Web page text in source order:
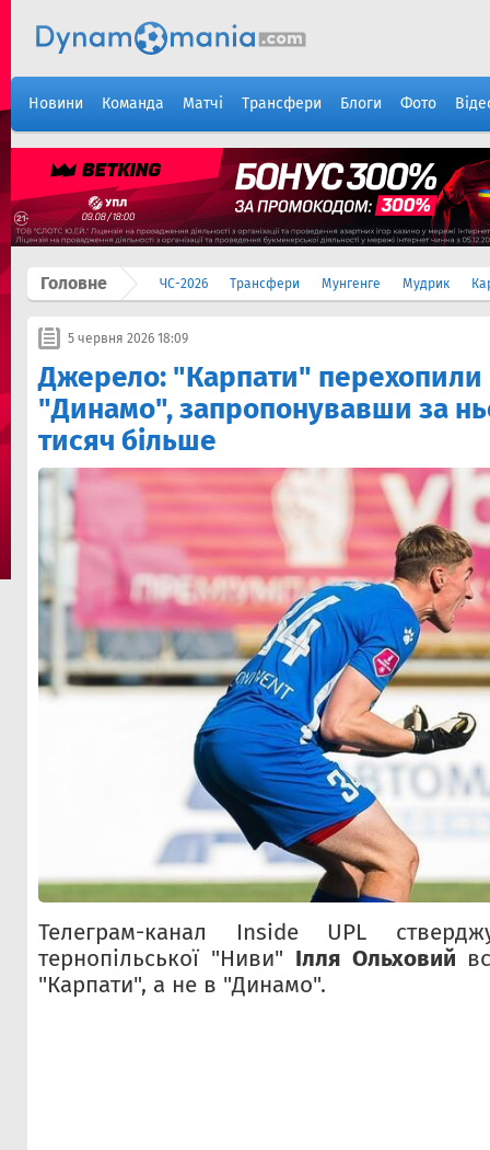
Новини Команда Матчі Трансфери Блоги Фото
Головне ЧС-2026 Трансфери Мунгенге Мудрик
5 червня 2026 18:09
Джерело: "Карпати" перехопили
"Динамо", запропонувавши за
тисяч більше
Телеграм-канал Inside UPL
тернопільської "Ниви" Ілля Ольховий
"Карпати", а не в "Динамо".